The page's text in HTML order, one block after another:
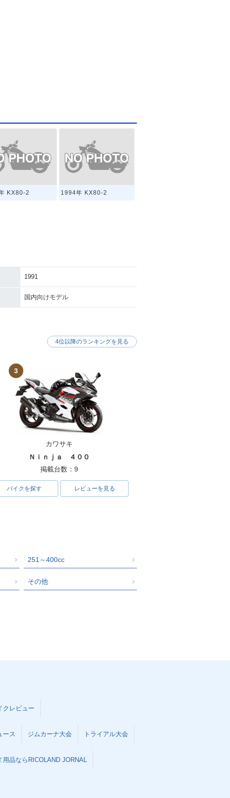
KX80-2 1994年 KX80-2
1991
国内向けモデル
3
カワサキ
Ｎｉｎｊａ ４００
掲載台数：9
バイクを探す レビューを見る
4位以降のランキングを見る
251～400cc
その他
クレビュー
ース ジムカーナ大会 トライアル大会
用品ならRICOLAND JORNAL